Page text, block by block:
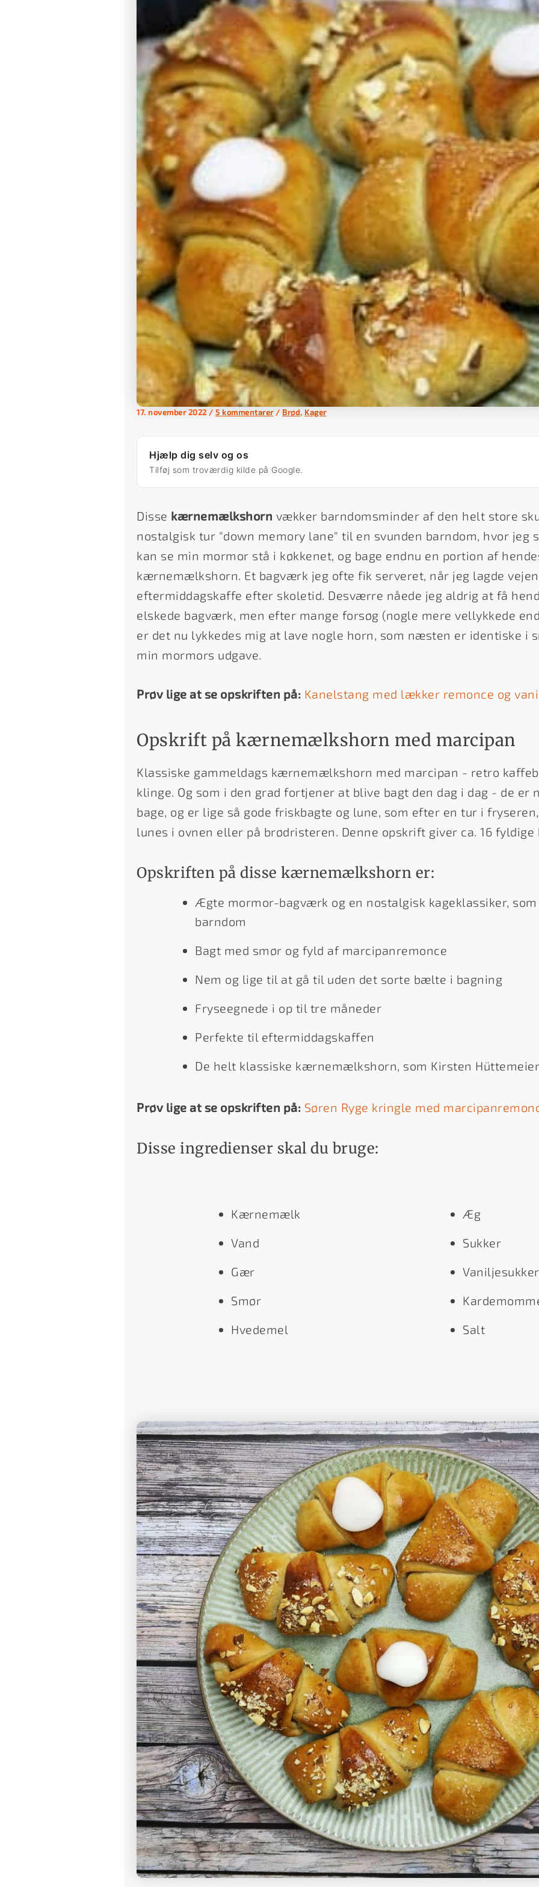
17. november 2022/ 5 kommentarer / Brød, Kager
Hjælp dig selv og os
Tilføj som troværdig kilde på Google.
Disse kærnemælkshorn vækker barndomsminder af den helt store
nostalgisk tur "down memory lane" til en svunden barndom, hvor jeg
kan se min mormor stå i køkkenet, og bage endnu en portion af
kærnemælkshorn. Et bagværk jeg ofte fik serveret, når jeg lagde
eftermiddagskaffe efter skoletid. Desværre nåede jeg aldrig at få
elskede bagværk, men efter mange forsøg (nogle mere vellykkede
er det nu lykkedes mig at lave nogle horn, som næsten er identiske i
min mormors udgave.
Prøv lige at se opskriften på: Kanelstang med lækker remonce og
Opskrift på kærnemælkshorn med marcipan
Klassiske gammeldags kærnemælkshorn med marcipan - retro
klinge. Og som i den grad fortjener at blive bagt den dag i dag - de er
bage, og er lige så gode friskbagte og lune, som efter en tur i
lunes i ovnen eller på brødristeren. Denne opskrift giver ca. 16
Opskriften på disse kærnemælkshorn er:
Ægte mormor-bagværk og en nostalgisk kageklassiker,
barndom
Bagt med smør og fyld af marcipanremonce
Nem og lige til at gå til uden det sorte bælte i bagning
Fryseegnede i op til tre måneder
Perfekte til eftermiddagskaffen
De helt klassiske kærnemælkshorn, som Kirsten
Prøv lige at se opskriften på: Søren Ryge kringle med
Disse ingredienser skal du bruge:
Kærnemælk
Vand
Gær
Smør
Hvedemel
Æg
Sukker
Vaniljesukker
Salt